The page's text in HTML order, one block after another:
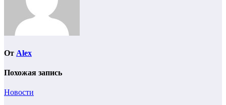
От Alex
Похожая запись
Новости